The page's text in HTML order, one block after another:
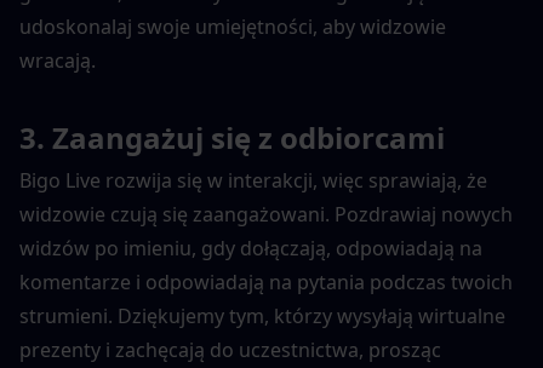
udoskonalaj swoje umiejętności, aby widzowie
wracają.
3. Zaangażuj się z odbiorcami
Bigo Live rozwija się w interakcji, więc sprawiają, że
widzowie czują się zaangażowani. Pozdrawiaj nowych
widzów po imieniu, gdy dołączają, odpowiadają na
komentarze i odpowiadają na pytania podczas twoich
strumieni. Dziękujemy tym, którzy wysyłają wirtualne
prezenty i zachęcają do uczestnictwa, prosząc